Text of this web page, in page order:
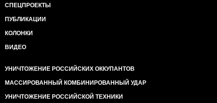
СПЕЦПРОЕКТЫ
ПУБЛИКАЦИИ
КОЛОНКИ
ВИДЕО
УНИЧТОЖЕНИЕ РОССИЙСКИХ ОККУПАНТОВ
МАССИРОВАННЫЙ КОМБИНИРОВАННЫЙ УДАР
УНИЧТОЖЕНИЕ РОССИЙСКОЙ ТЕХНИКИ